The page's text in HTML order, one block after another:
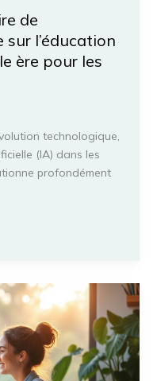
de
sur l’éducation
ère pour les
technologique,
(IA) dans les
profondément